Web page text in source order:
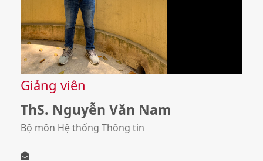
Giảng viên
ThS. Nguyễn Văn Nam
Bộ môn Hệ thống Thông tin